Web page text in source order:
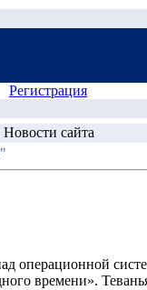
Регистрация
Новости сайта
операционной
времени».